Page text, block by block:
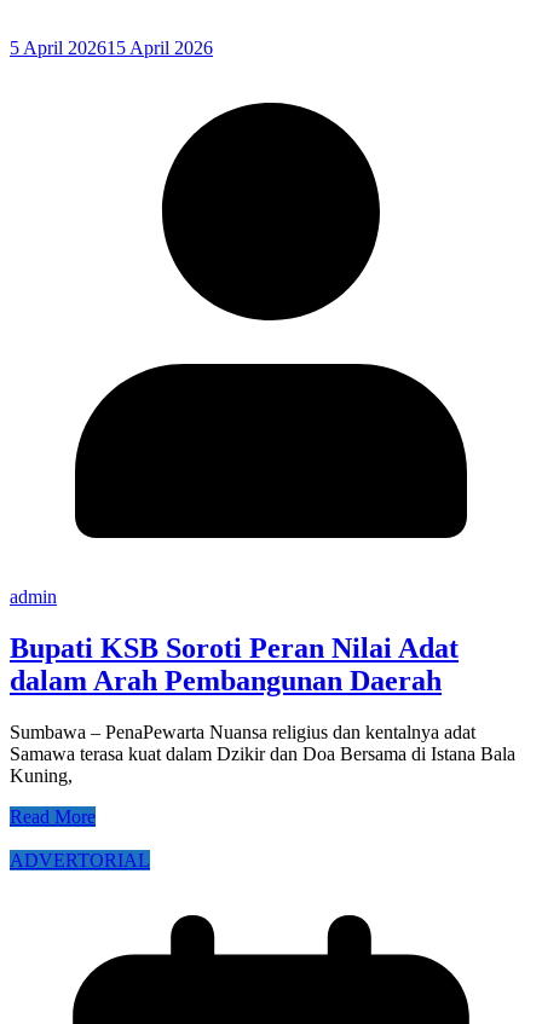
5 April 202615 April 2026
admin
Bupati KSB Soroti Peran Nilai Adat
dalam Arah Pembangunan Daerah
Sumbawa – PenaPewarta Nuansa religius dan kentalnya adat
Samawa terasa kuat dalam Dzikir dan Doa Bersama di Istana Bala
Kuning,
Read More
ADVERTORIAL